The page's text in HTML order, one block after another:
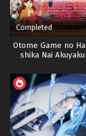
Completed
Otome Game no
shika Nai